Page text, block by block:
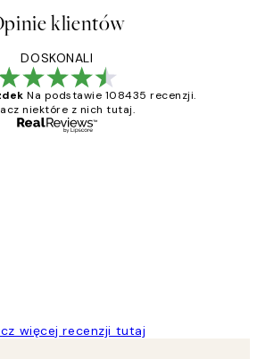
klientów
DOSKONALI
Na podstawie 108435 recenzji.
niektóre z nich tutaj.
więcej recenzji tutaj